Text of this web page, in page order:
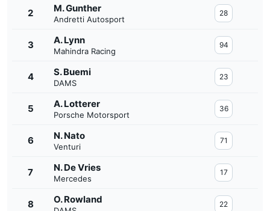
2 M. Gunther
Andretti Autosport
28
3 A. Lynn
Mahindra Racing
94
4 S. Buemi
DAMS
23
5 A. Lotterer
Porsche Motorsport
36
6 N. Nato
Venturi
71
7 N. De Vries
Mercedes
17
8 O. Rowland 22